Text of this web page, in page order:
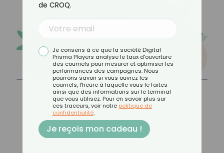
de CROQ.
Je consens à ce que la société Digital
Prisma Players analyse le taux d'ouverture
des courriels pour mesurer et optimiser les
performances des campagnes. Nous
pourrons savoir si vous ouvrez les
courriels, l'heure à laquelle vous le faites
ainsi que des informations sur le terminal
que vous utilisez. Pour en savoir plus sur
ces traceurs, voir notre politique de
confidentialité.
Je reçois mon cadeau !